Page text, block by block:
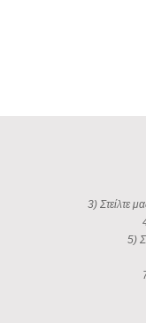
3) Στείλτε
5)